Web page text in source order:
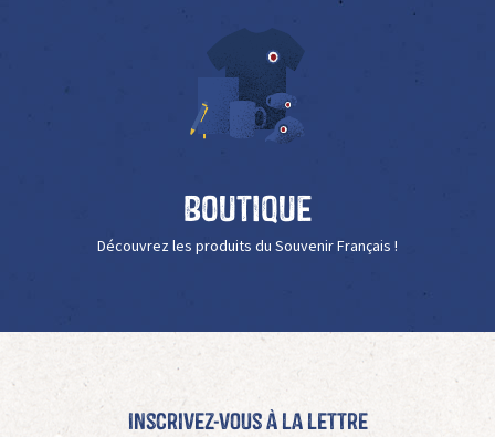
Boutique
Découvrez les produits du Souvenir Français !
Inscrivez-vous à La Lettre